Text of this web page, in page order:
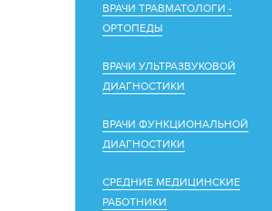
ВРАЧИ ТРАВМАТОЛОГИ -
ОРТОПЕДЫ
ВРАЧИ УЛЬТРАЗВУКОВОЙ
ДИАГНОСТИКИ
ВРАЧИ ФУНКЦИОНАЛЬНОЙ
ДИАГНОСТИКИ
СРЕДНИЕ МЕДИЦИНСКИЕ
РАБОТНИКИ